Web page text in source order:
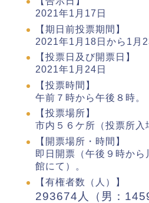
2021年1月17日
【期日前投票期間】
2021年1月18日から1月
【投票日及び開票日】
2021年1月24日
【投票時間】
午前７時から午後８時。
【投票場所】
市内５６ケ所（投票所入
【開票場所・時間】
即日開票（午後９時か
館にて）。
【有権者数（人）】
293674人（男：